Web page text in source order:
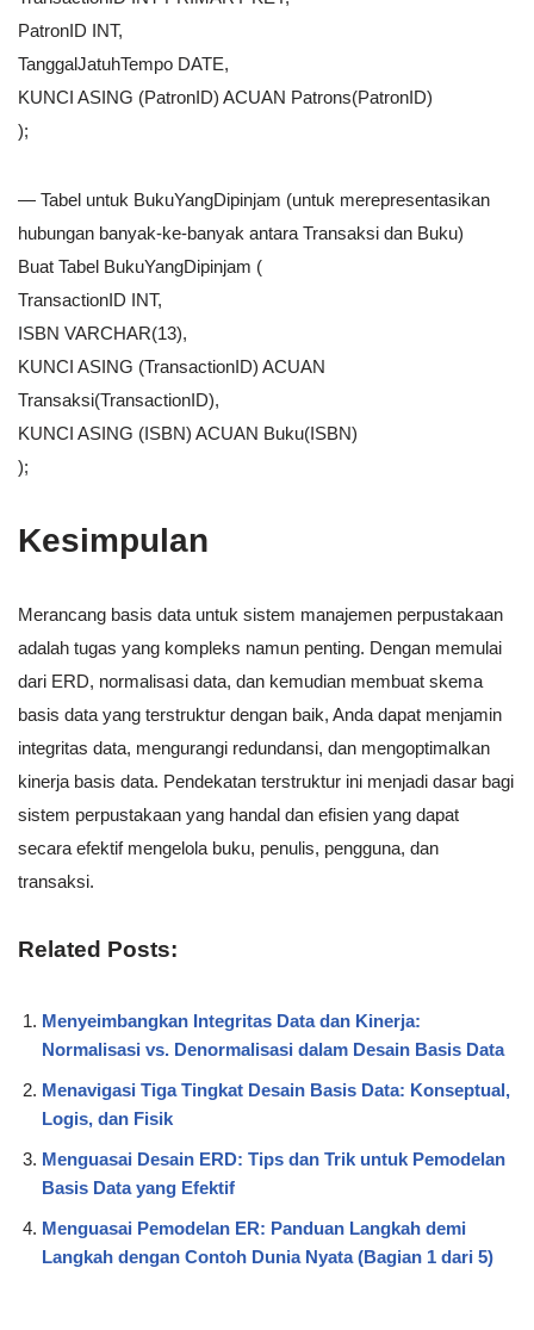
PatronID INT,
TanggalJatuhTempo DATE,
KUNCI ASING (PatronID) ACUAN Patrons(PatronID)
);
— Tabel untuk BukuYangDipinjam (untuk merepresentasikan
hubungan banyak-ke-banyak antara Transaksi dan Buku)
Buat Tabel BukuYangDipinjam (
TransactionID INT,
ISBN VARCHAR(13),
KUNCI ASING (TransactionID) ACUAN
Transaksi(TransactionID),
KUNCI ASING (ISBN) ACUAN Buku(ISBN)
);
Kesimpulan
Merancang basis data untuk sistem manajemen perpustakaan
adalah tugas yang kompleks namun penting. Dengan memulai
dari ERD, normalisasi data, dan kemudian membuat skema
basis data yang terstruktur dengan baik, Anda dapat menjamin
integritas data, mengurangi redundansi, dan mengoptimalkan
kinerja basis data. Pendekatan terstruktur ini menjadi dasar bagi
sistem perpustakaan yang handal dan efisien yang dapat
secara efektif mengelola buku, penulis, pengguna, dan
transaksi.
Related Posts:
Menyeimbangkan Integritas Data dan Kinerja:
Normalisasi vs. Denormalisasi dalam Desain Basis Data
Menavigasi Tiga Tingkat Desain Basis Data: Konseptual,
Logis, dan Fisik
Menguasai Desain ERD: Tips dan Trik untuk Pemodelan
Basis Data yang Efektif
Menguasai Pemodelan ER: Panduan Langkah demi
Langkah dengan Contoh Dunia Nyata (Bagian 1 dari 5)